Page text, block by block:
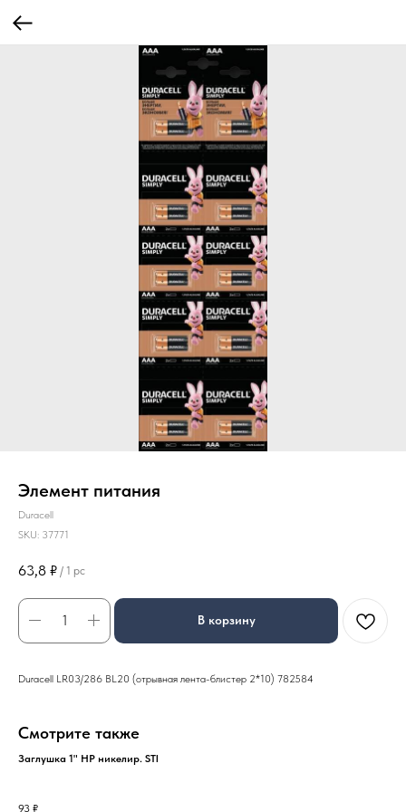
Элемент питания
Duracell
SKU: 37771
63,8 ₽ / 1 pc
В корзину
Duracell LR03/286 BL20 (отрывная лента-блистер 2*10) 782584
Смотрите также
Заглушка 1" НР никелир. STI
93 ₽